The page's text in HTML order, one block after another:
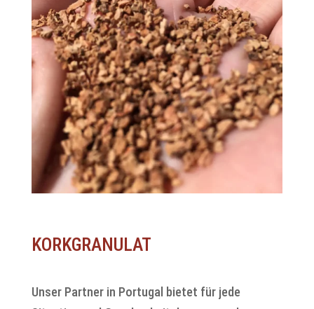
KORKGRANULAT
Unser Partner in Portugal bietet für jede